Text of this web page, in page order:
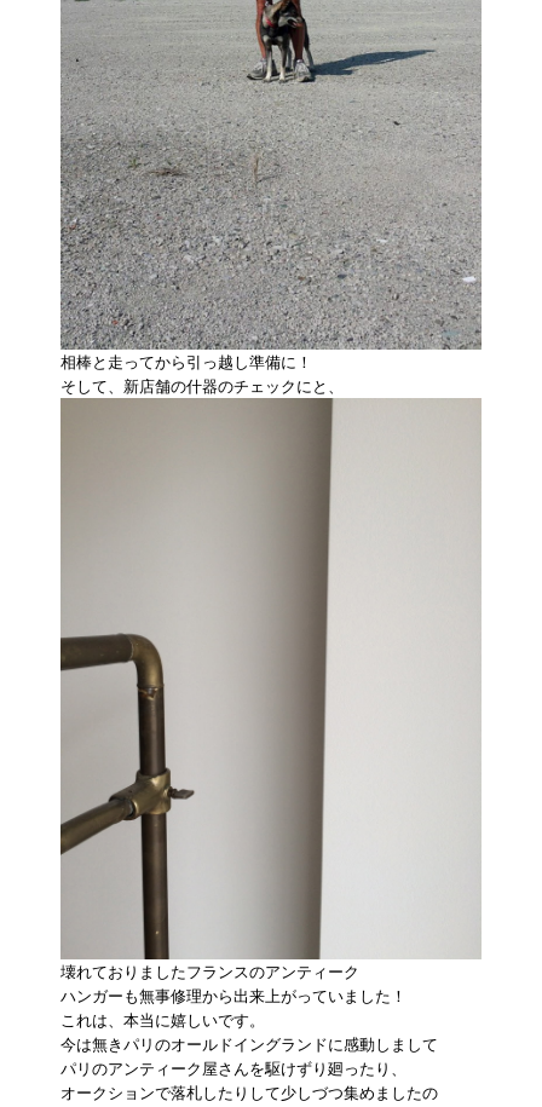
相棒と走ってから引っ越し準備に！
そして、新店舗の什器のチェックにと、
壊れておりましたフランスのアンティーク
ハンガーも無事修理から出来上がっていました！
これは、本当に嬉しいです。
今は無きパリのオールドイングランドに感動しまして
パリのアンティーク屋さんを駆けずり廻ったり、
オークションで落札したりして少しづつ集めましたの